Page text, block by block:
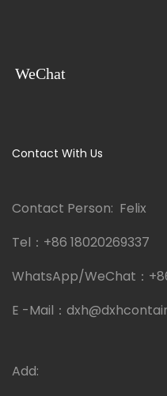
WeChat
Contact With Us
Contact Person: Felix
Tel： +86 18020269337
WhatsApp/WeChat：
E -Mail：
Add: